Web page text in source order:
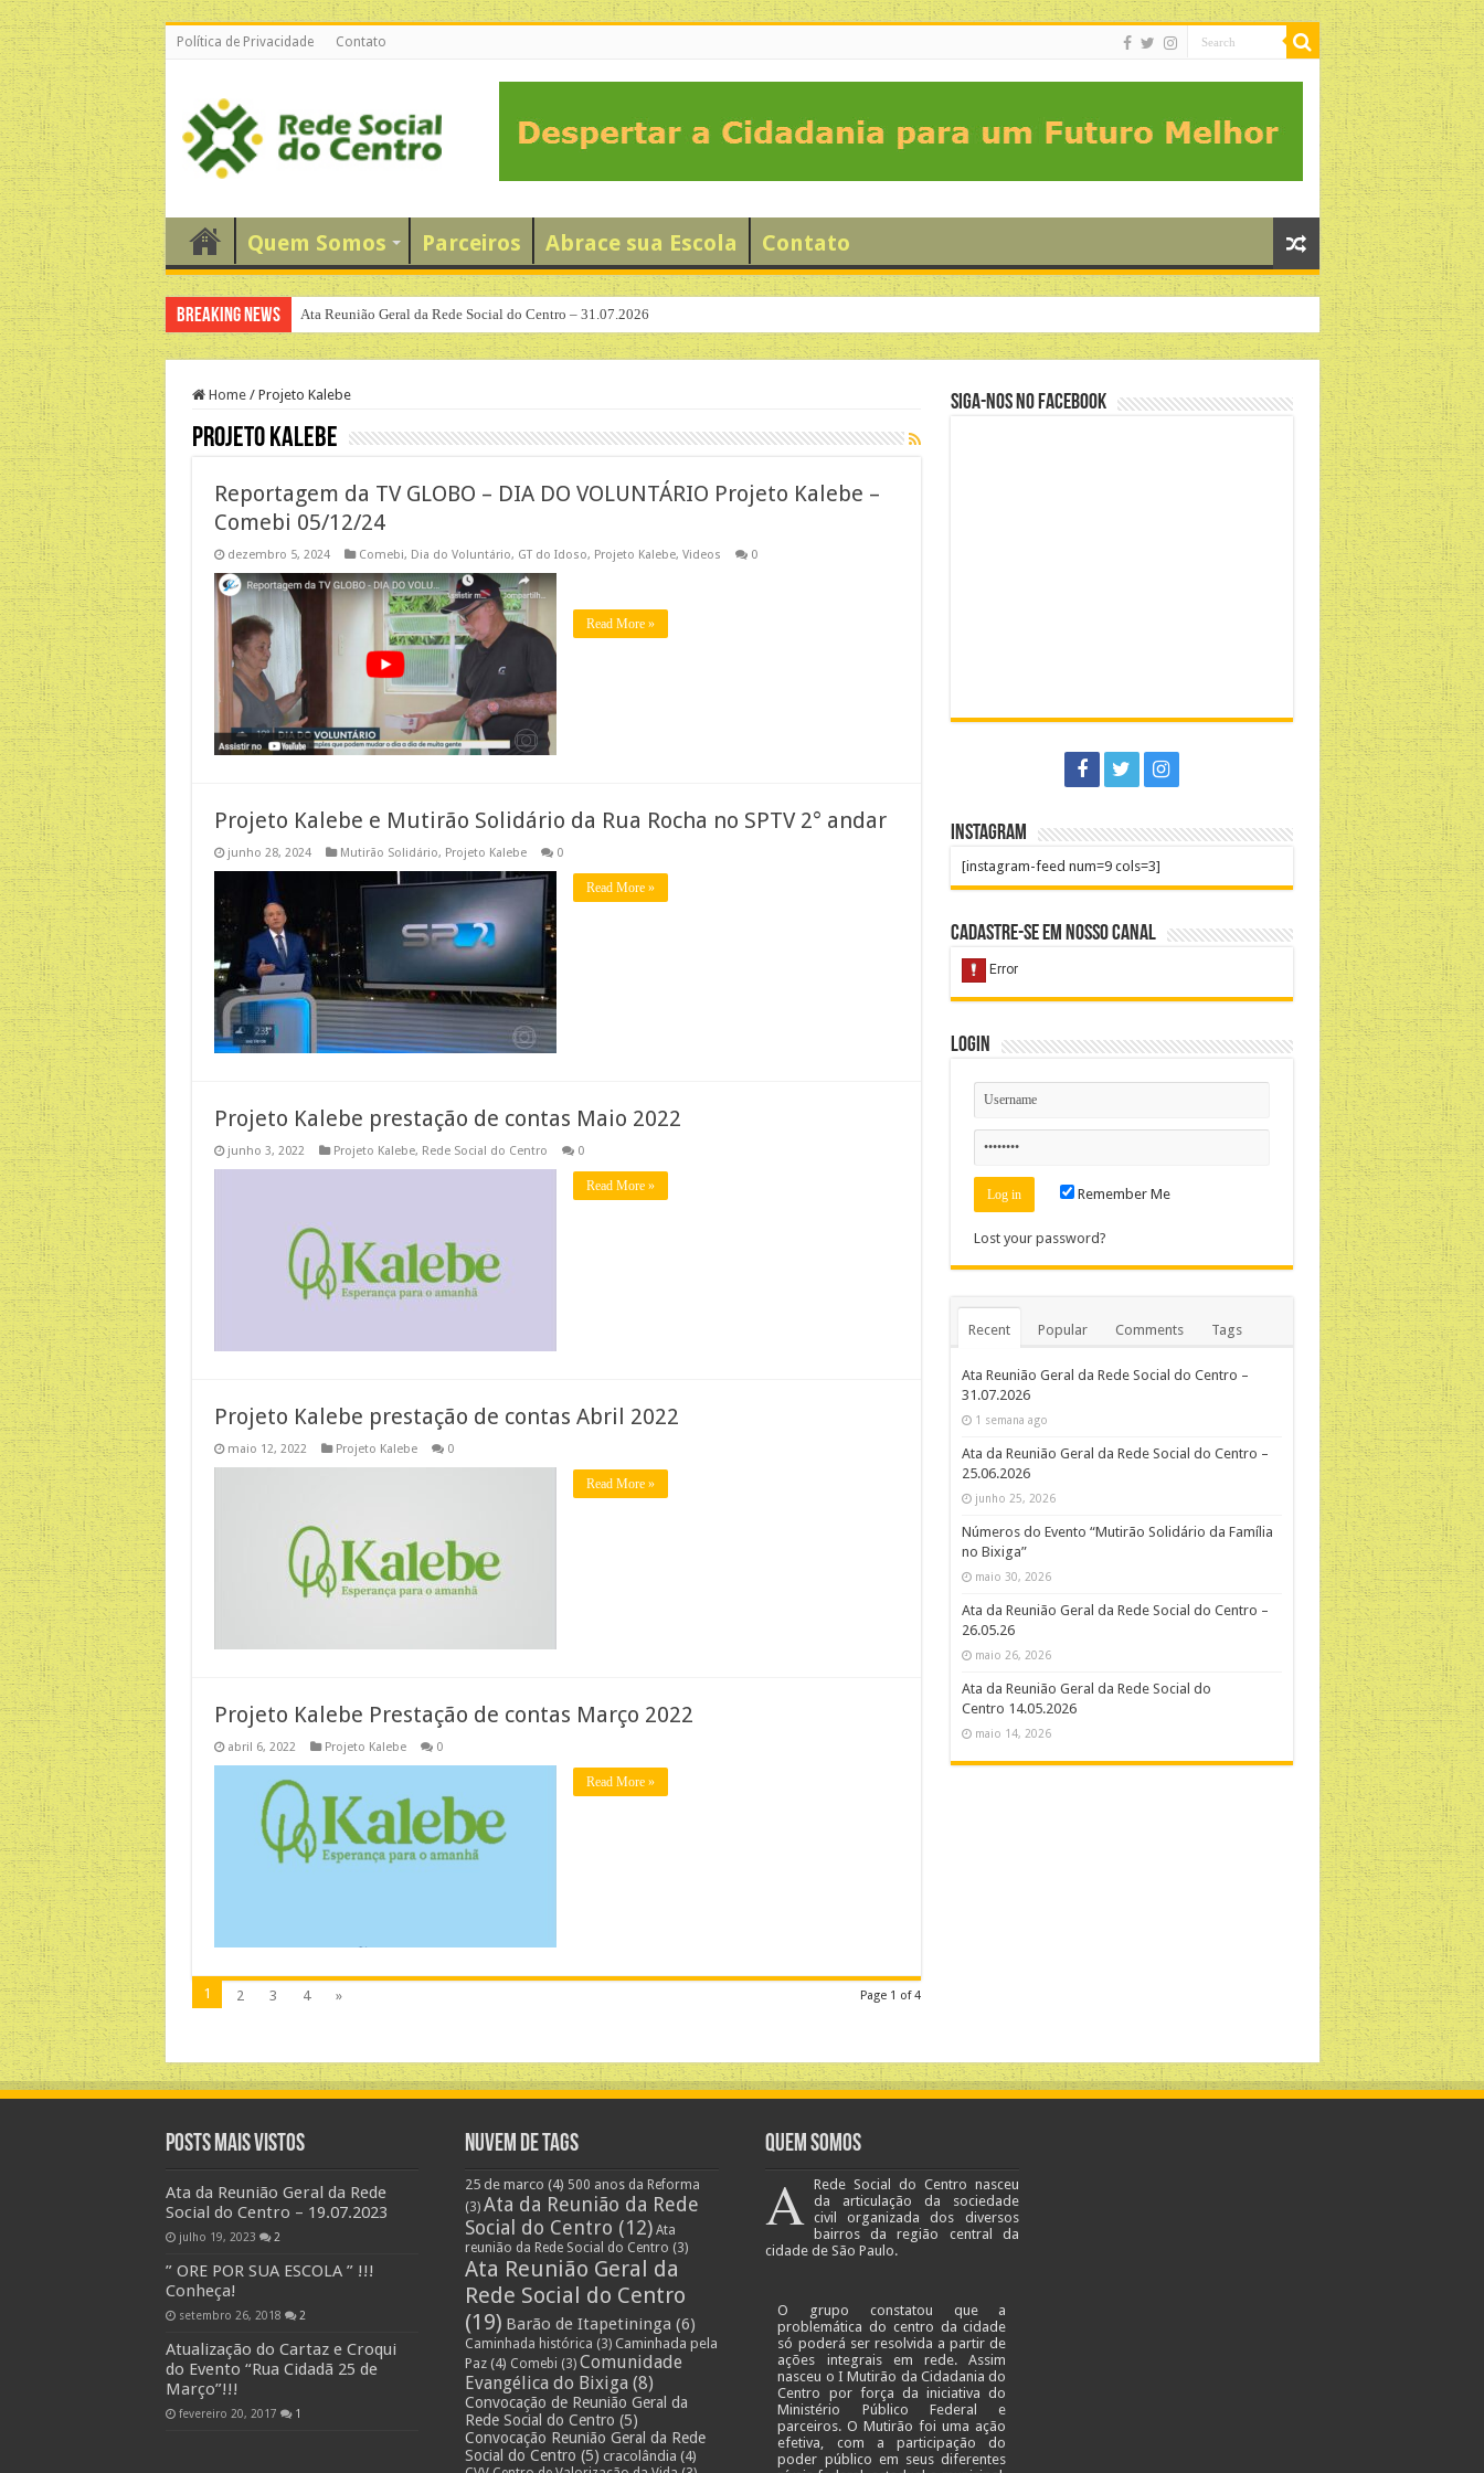
Política de Privacidade Contato
Quem Somos Parceiros Abrace sua Escola Contato
Breaking News Ata Reunião Geral da Rede Social do Centro – 31.07.2026
Home / Projeto Kalebe
Projeto Kalebe
Reportagem da TV GLOBO – DIA DO VOLUNTÁRIO Projeto Kalebe –
Comebi 05/12/24
dezembro 5, 2024 Comebi, Dia do Voluntário, GT do Idoso, Projeto Kalebe, Videos 0
Read More »
Projeto Kalebe e Mutirão Solidário da Rua Rocha no SPTV 2° andar
junho 28, 2024 Mutirão Solidário, Projeto Kalebe 0
Read More »
Projeto Kalebe prestação de contas Maio 2022
junho 3, 2022 Projeto Kalebe, Rede Social do Centro 0
Read More »
Projeto Kalebe prestação de contas Abril 2022
maio 12, 2022 Projeto Kalebe 0
Read More »
Projeto Kalebe Prestação de contas Março 2022
abril 6, 2022 Projeto Kalebe 0
Read More »
Page 1 of 4
1 2 3 4 »
Siga-nos no Facebook
Instagram
[instagram-feed num=9 cols=3]
Cadastre-se em nosso Canal
Login
Remember Me
Lost your password?
Recent Popular Comments Tags
Ata Reunião Geral da Rede Social do Centro –
31.07.2026
1 semana ago
Ata da Reunião Geral da Rede Social do Centro –
25.06.2026
junho 25, 2026
Números do Evento “Mutirão Solidário da Família
no Bixiga”
maio 30, 2026
Ata da Reunião Geral da Rede Social do Centro –
26.05.26
maio 26, 2026
Ata da Reunião Geral da Rede Social do
Centro 14.05.2026
maio 14, 2026
Posts Mais Vistos
Ata da Reunião Geral da Rede
Social do Centro – 19.07.2023
julho 19, 2023 2
” ORE POR SUA ESCOLA ” !!!
Conheça!
setembro 26, 2018 2
Atualização do Cartaz e Croqui
do Evento “Rua Cidadã 25 de
Março”!!!
fevereiro 20, 2017 1
Nuvem de Tags
25 de marco (4) 500 anos da Reforma
(3) Ata da Reunião da Rede
Social do Centro (12) Ata
reunião da Rede Social do Centro (3)
Ata Reunião Geral da
Rede Social do Centro
(19) Barão de Itapetininga (6)
Caminhada histórica (3) Caminhada pela
Paz (4) Comebi (3) Comunidade
Evangélica do Bixiga (8)
Convocação de Reunião Geral da
Rede Social do Centro (5)
Convocação Reunião Geral da Rede
Social do Centro (5) cracolândia (4)
Quem Somos
A Rede Social do Centro nasceu
da articulação da sociedade
civil organizada dos diversos
bairros da região central da
cidade de São Paulo.
O grupo constatou que a
problemática do centro da cidade
só poderá ser resolvida a partir de
ações integrais em rede. Assim
nasceu o I Mutirão da Cidadania do
Centro por força da iniciativa do
Ministério Público Federal e
parceiros. O Mutirão foi uma ação
efetiva, com a participação do
poder público em seus diferentes